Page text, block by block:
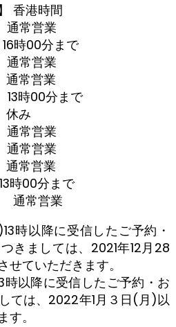
香港時間
常営業
時00分まで
常営業
常営業
時00分まで
休み
常営業
常営業
常営業
時00分まで
通常営業
時以降に受信したご予約・
きましては、2021年12月28
せていただきます。
時以降に受信したご予約・お
ては、2022年1月３日(月)以
。